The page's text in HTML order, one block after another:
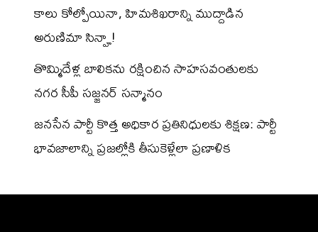
కాలు కోల్పోయినా, హిమశిఖరాన్ని ముద్దాడిన
అరుణిమా సిన్హా!
తొమ్మిదేళ్ల బాలికను రక్షించిన సాహసవంతులకు
నగర సీపీ సజ్జనర్ సన్మానం
జనసేన పార్టీ కొత్త అధికార ప్రతినిధులకు శిక్షణ: పార్టీ
భావజాలాన్ని ప్రజల్లోకి తీసుకెళ్లేలా ప్రణాళిక